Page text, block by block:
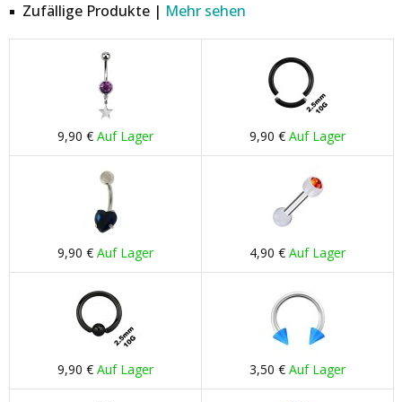
Zufällige Produkte | Mehr sehen
9,90 € Auf Lager 9,90 € Auf Lager
9,90 € Auf Lager 4,90 € Auf Lager
9,90 € Auf Lager 3,50 € Auf Lager